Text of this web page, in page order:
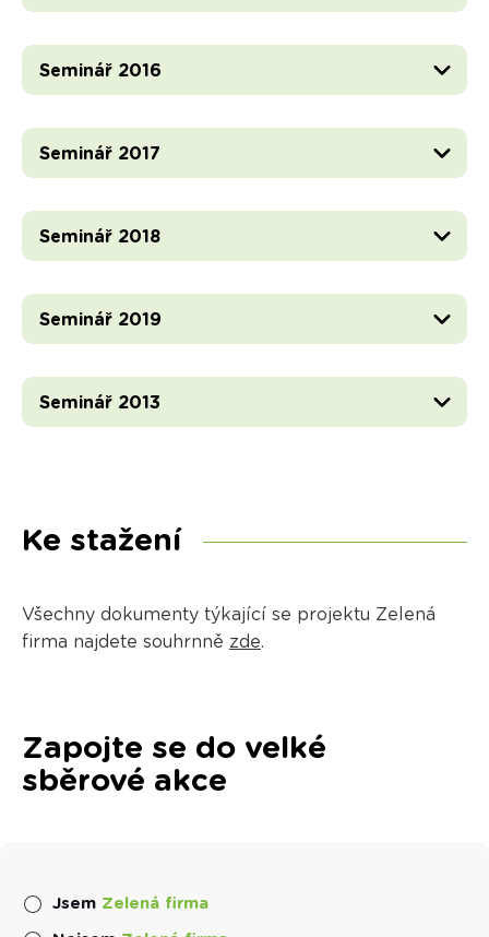
Seminář 2016
Seminář 2017
Seminář 2018
Seminář 2019
Seminář 2013
Ke stažení
Všechny dokumenty týkající se projektu Zelená
firma najdete souhrnně zde.
Zapojte se do velké
sběrové akce
Jsem Zelená firma